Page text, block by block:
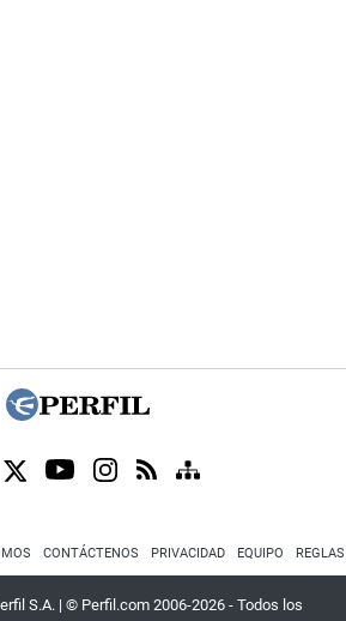
CONTÁCTENOS PRIVACIDAD EQUIPO
S.A. | © Perfil.com 2006-2026 - Todos los